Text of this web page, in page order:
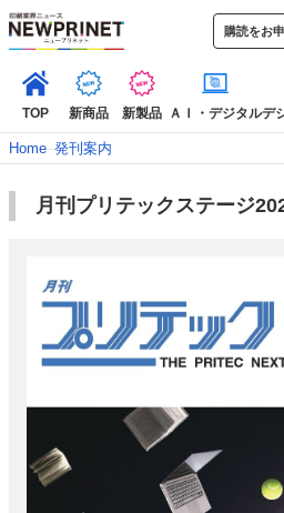
購読をお
TOP 新商品 新製品 ＡＩ・デジタルデ
インデックス
カテゴリー一覧
新商品 新製品 ＡＩ・デジタル デジ
人事・移転・異動・訃報
特集記事カテゴリー一覧
2022 見える化・MIS特集
Home–発刊案内
月刊プリテックステージ